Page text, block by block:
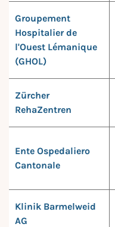
Groupement
Hospitalier de
l'Ouest Lémanique
(GHOL)
Zürcher
RehaZentren
Ente Ospedaliero
Cantonale
Klinik Barmelweid
AG